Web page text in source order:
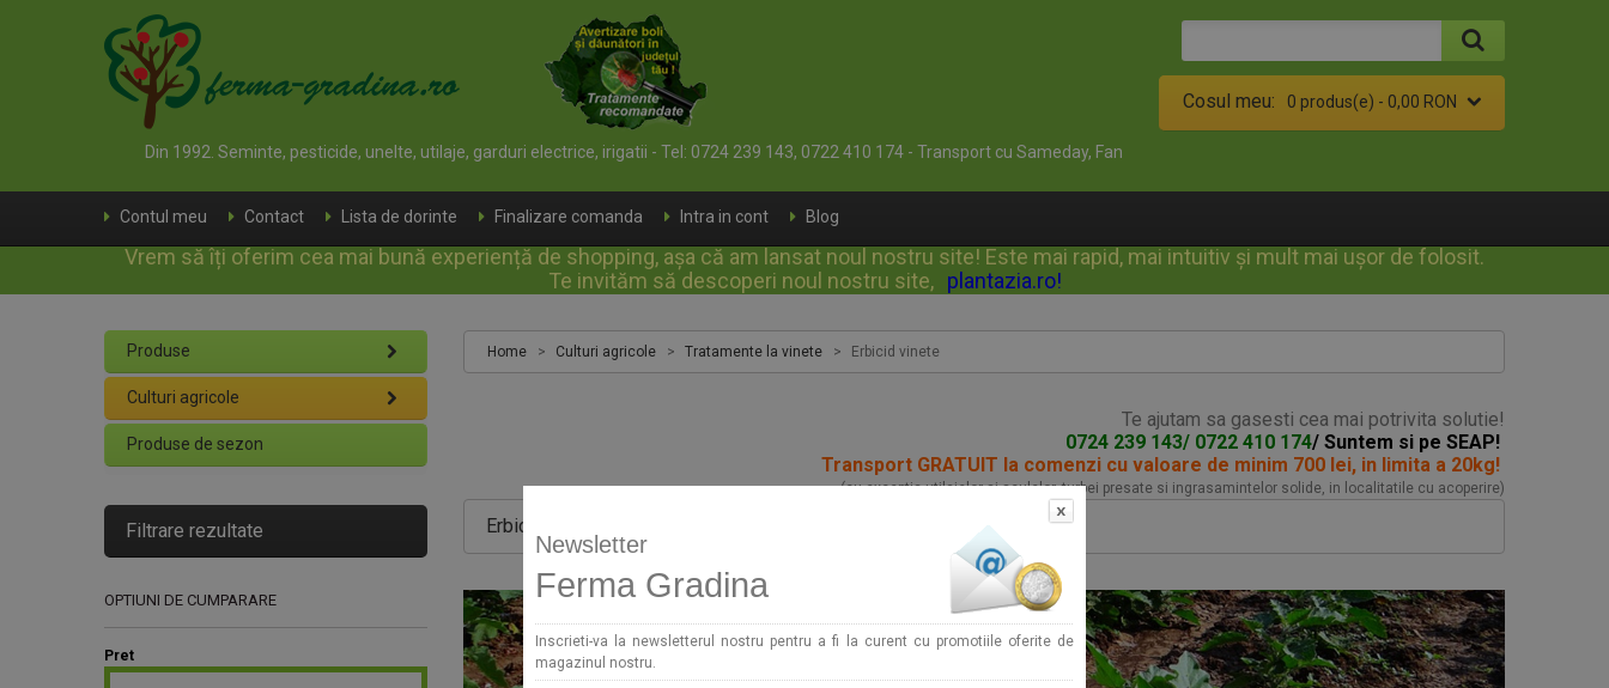
Cosul meu: 0 produs(e) - 0,00 RON
Din 1992. Seminte, pesticide, unelte, utilaje, garduri electrice, irigatii - Tel: 0724 239 143, 0722 410 174 - Transport cu Sameday, Fan
Contul meu Contact Lista de dorinte Finalizare comanda Intra in cont Blog
Vrem să îți oferim cea mai bună experiență de shopping, așa că am lansat noul nostru site! Este mai rapid, mai intuitiv și mult mai ușor de folosit.
Te invităm să descoperi noul nostru site, plantazia.ro!
Home > Culturi agricole > Tratamente la vinete > Erbicid vinete
Te ajutam sa gasesti cea mai potrivita solutie!
0724 239 143/ 0722 410 174/ Suntem si pe SEAP!
Transport GRATUIT la comenzi cu valoare de minim 700 lei, in limita a 20kg!
(cu exceptia utilajelor si sculelor, turbei presate si ingrasamintelor solide, in localitatile cu acoperire)
Erbicid vinete
Produse
Culturi agricole
Produse de sezon
Filtrare rezultate
OPTIUNI DE CUMPARARE
Pret
Newsletter
Ferma Gradina
Inscrieti-va la newsletterul nostru pentru a fi la curent cu promotiile oferite de
magazinul nostru.